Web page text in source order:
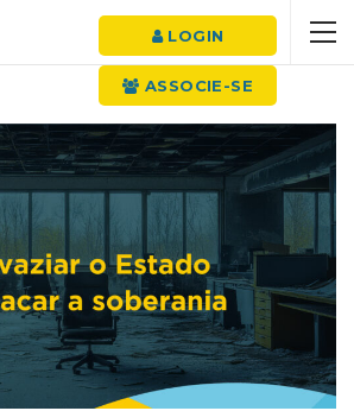
LOGIN
ASSOCIE-SE